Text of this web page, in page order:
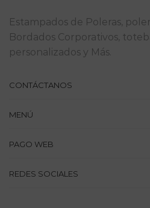
Estampados de Poleras,
Bordados Corporativos,
personalizados y Más.
CONTÁCTANOS
MENÚ
PAGO WEB
REDES SOCIALES